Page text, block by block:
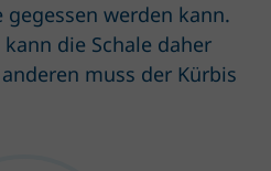
gegessen werden kann.
die Schale daher
muss der Kürbis